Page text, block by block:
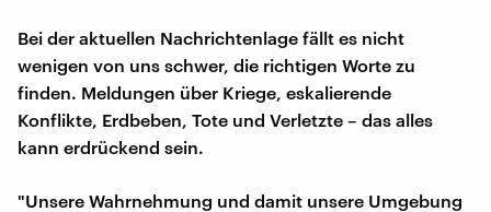
Bei der aktuellen Nachrichtenlage fällt es nicht
wenigen von uns schwer, die richtigen Worte zu
finden. Meldungen über Kriege, eskalierende
Konflikte, Erdbeben, Tote und Verletzte – das alles
kann erdrückend sein.
"Unsere Wahrnehmung und damit unsere Umgebung